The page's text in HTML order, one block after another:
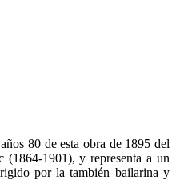
80 de esta obra de 1895 del
(1864-1901), y representa a un
por la también bailarina y